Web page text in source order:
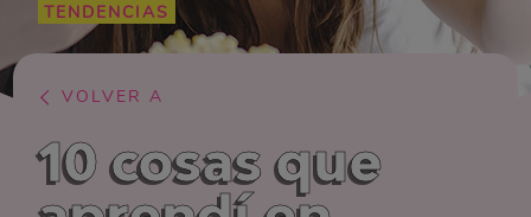
TENDENCIAS
VOLVER A
10 cosas que